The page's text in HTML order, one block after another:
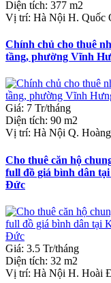
Diện tích: 377 m2
Vị trí: Hà Nội H. Quốc
Chính chủ cho thuê
tầng, phường Vĩnh
Giá: 7 Tr/tháng
Diện tích: 90 m2
Vị trí: Hà Nội Q.
Cho thuê căn hộ
full đồ giá bình dân
Đức
Giá: 3.5 Tr/tháng
Diện tích: 32 m2
Vị trí: Hà Nội H. Hoài